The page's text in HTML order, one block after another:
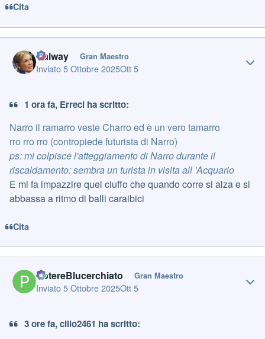
Cita
Galway Gran Maestro
Inviato5 Ottobre 2025Ott 5
1 ora fa, Erreci ha scritto:
Narro il ramarro veste Charro ed è un vero tamarro
rro rro rro (contropiede futurista di Narro)
ps: mi colpisce l'atteggiamento di Narro durante il
riscaldamento: sembra un turista in visita all 'Acquario
E mi fa impazzire quel ciuffo che quando corre si alza e si
abbassa a ritmo di balli caraibici
Cita
PotereBlucerchiato Gran Maestro
Inviato5 Ottobre 2025Ott 5
3 ore fa, cillo2461 ha scritto: